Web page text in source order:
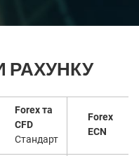
РАХУНКУ
Forex та
CFD
Стандарт
Forex
ECN